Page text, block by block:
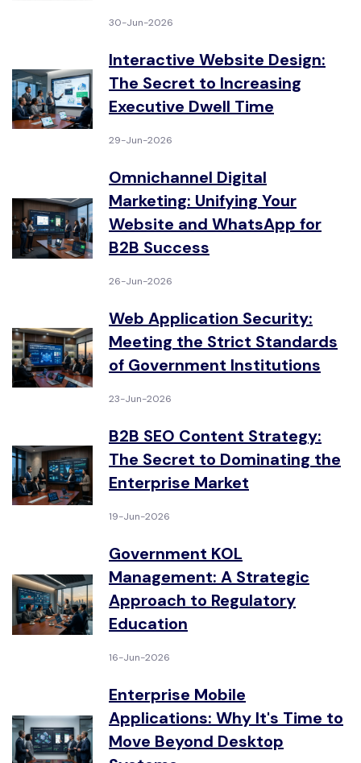
30-Jun-2026
Interactive Website Design:
The Secret to Increasing
Executive Dwell Time
29-Jun-2026
Omnichannel Digital
Marketing: Unifying Your
Website and WhatsApp for
B2B Success
26-Jun-2026
Web Application Security:
Meeting the Strict Standards
of Government Institutions
23-Jun-2026
B2B SEO Content Strategy:
The Secret to Dominating the
Enterprise Market
19-Jun-2026
Government KOL
Management: A Strategic
Approach to Regulatory
Education
16-Jun-2026
Enterprise Mobile
Applications: Why It's Time to
Move Beyond Desktop